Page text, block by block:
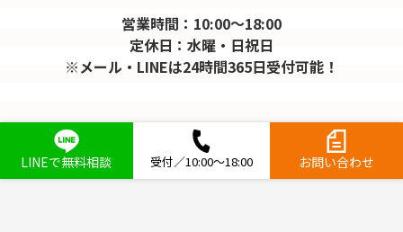
営業時間：10:00～18:00
定休日：水曜・日祝日
※メール・LINEは24時間365日受付可能！
LINEで無料相談 受付／10:00～18:00 お問い合わせ